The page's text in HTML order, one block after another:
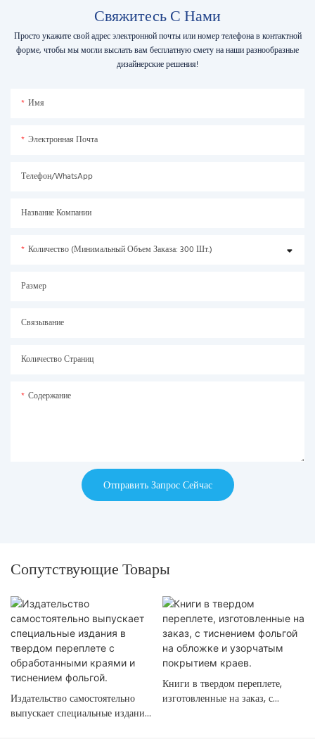
Свяжитесь С Нами
Просто укажите свой адрес электронной почты или номер телефона в контактной
форме, чтобы мы могли выслать вам бесплатную смету на наши разнообразные
дизайнерские решения!
Имя
Электронная Почта
Телефон/WhatsApp
Название Компании
Количество (минимальный Объем Заказа: 300 Шт.)
Размер
Связывание
Количество Страниц
Содержание
Отправить Запрос Сейчас
Сопутствующие Товары
Издательство самостоятельно
выпускает специальные издания
Книги в твердом переплете,
изготовленные на заказ, с